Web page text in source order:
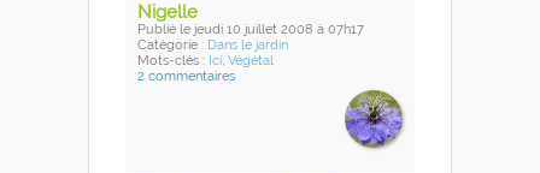
Nigelle
Publié le jeudi 10 juillet 2008 à 07h17
Catégorie : Dans le jardin
Mots-clés : Ici, Végétal
2 commentaires